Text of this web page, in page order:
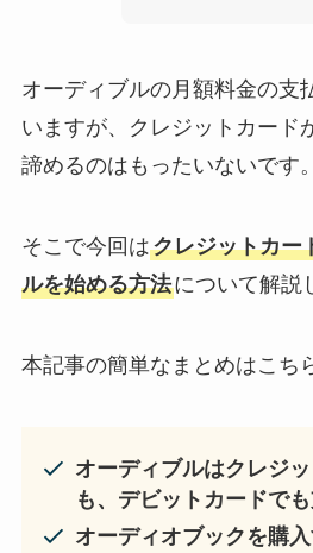
オーディブルの月額料金の支
いますが、クレジットカード
諦めるのはもったいないです。
そこで今回はクレジットカー
ルを始める方法について解説
本記事の簡単なまとめはこち
オーディブルはクレジ
も、デビットカードで
オーディオブックを購